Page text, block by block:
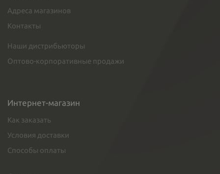
Адреса магазинов
Контакты
Наши дистрибьюторы
Оптово-корпоративные продажи
Интернет-магазин
Как заказать
Условия доставки
Способы оплаты